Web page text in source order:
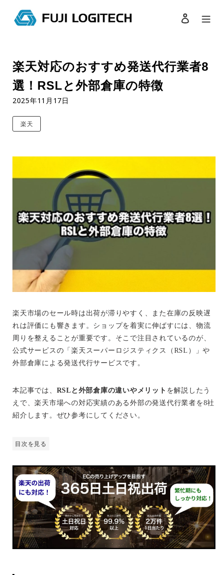
検索
ログイン
楽天対応のおすすめ発送代行業者8
選！RSLと外部倉庫の特徴
2025年11月17日
楽天
楽天市場のセール時は出荷が滞りやすく、また在庫の反映遅
れは評価にも響きます。ショップを着実に伸ばすには、物流
周りを整えることが重要です。そこで注目されているのが、
公式サービスの「楽天スーパーロジスティクス（RSL）」や
外部倉庫による発送代行サービスです。
本記事では、 RSLと外部倉庫の違いやメリット を解説したう
えで、楽天市場への対応実績のある外部の発送代行業者を8社
紹介します。ぜひ参考にしてください。
目次を見る